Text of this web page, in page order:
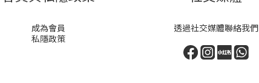
成為會員
私隱政策
透過社交媒體聯絡我們